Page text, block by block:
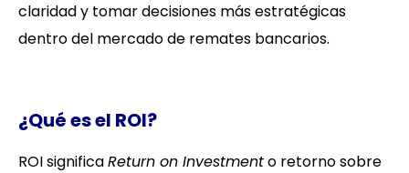
claridad y tomar decisiones más estratégicas
dentro del mercado de remates bancarios.
¿Qué es el ROI?
ROI significaReturn on Investmento retorno sobre